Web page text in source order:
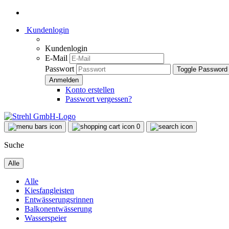
Kundenlogin
Kundenlogin
E-Mail
Passwort
Toggle
Konto erstellen
Passwort vergessen?
0
Suche
Alle
Alle
Kiesfangleisten
Entwässerungsrinnen
Balkonentwässerung
Wasserspeier